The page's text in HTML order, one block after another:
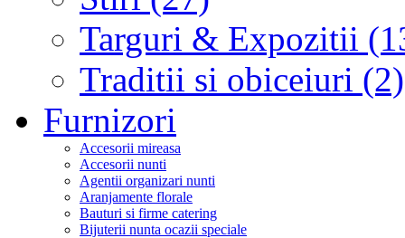
Targuri & Expozitii
Traditii si obiceiuri (2)
Furnizori
Accesorii mireasa
Accesorii nunti
Agentii organizari nunti
Aranjamente florale
Bauturi si firme catering
Bijuterii nunta ocazii speciale